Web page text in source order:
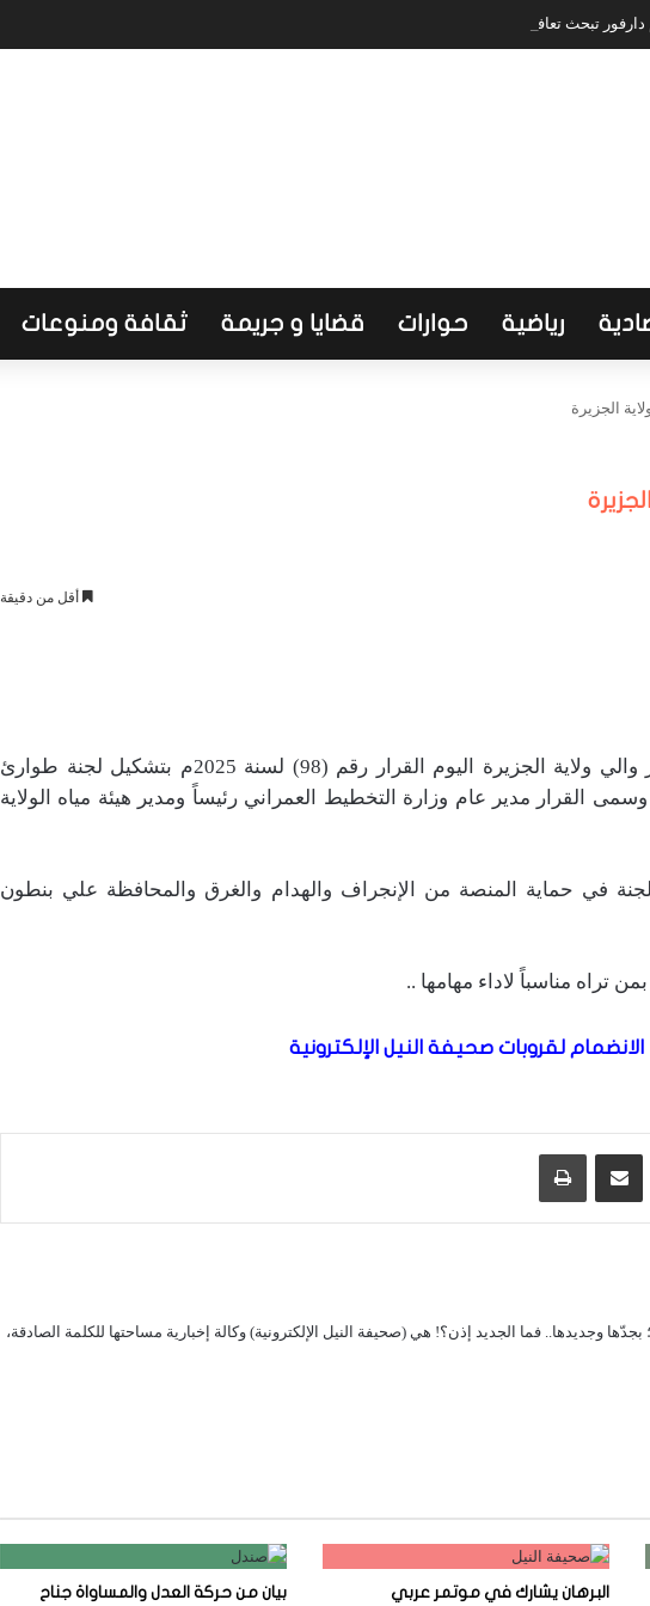
تبحث تعافي القطاع الصحي وتضع أولويات المرحلة المقبلة
رياضية حوارات قضايا و جريمة ثقافة ومنوعات
الجزيرة
أقل من دقيقة
أصدر الأستاذ الطاهر إبراهيم الخير والي ولاية الجزيرة اليوم القرار رقم (98) لسنة 2025م بتشكيل لجنة طوارئ
القرار مدير عام وزارة التخطيط العمراني رئيساً ومدير هيئة مياه الولاية
في حماية المنصة من الإنجراف والهدام والغرق والمحافظة علي بنطون
تراه مناسباً لاداء مهامها ..
الانضمام لقروبات صحيفة النيل الإلكترونية
مشاركة عبر البريد طباعة
بجدّها وجديدها.. فما الجديد إذن؟! هي (صحيفة النيل الإلكترونية) وكالة إخبارية مساحتها للكلمة الصادقة،
البرهان يشارك في موتمر عربي بيان من حركة العدل والمساواة جناح